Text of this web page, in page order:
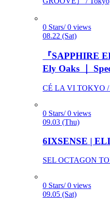
0 Stars/ 0 views
08.22 (Sat)
『SAPPHIRE
Ely Oaks ｜
CÉ LA VI TOKYO /
0 Stars/ 0 views
09.03 (Thu)
6IXSENSE |
SEL OCTAGON
0 Stars/ 0 views
09.05 (Sat)